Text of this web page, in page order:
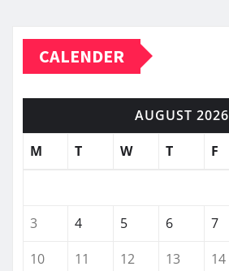
CALENDER
AUGUST 2026
M
T W T F
3
4 5 6 7
10
11 12 13 14